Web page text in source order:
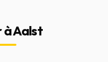
à Aalst